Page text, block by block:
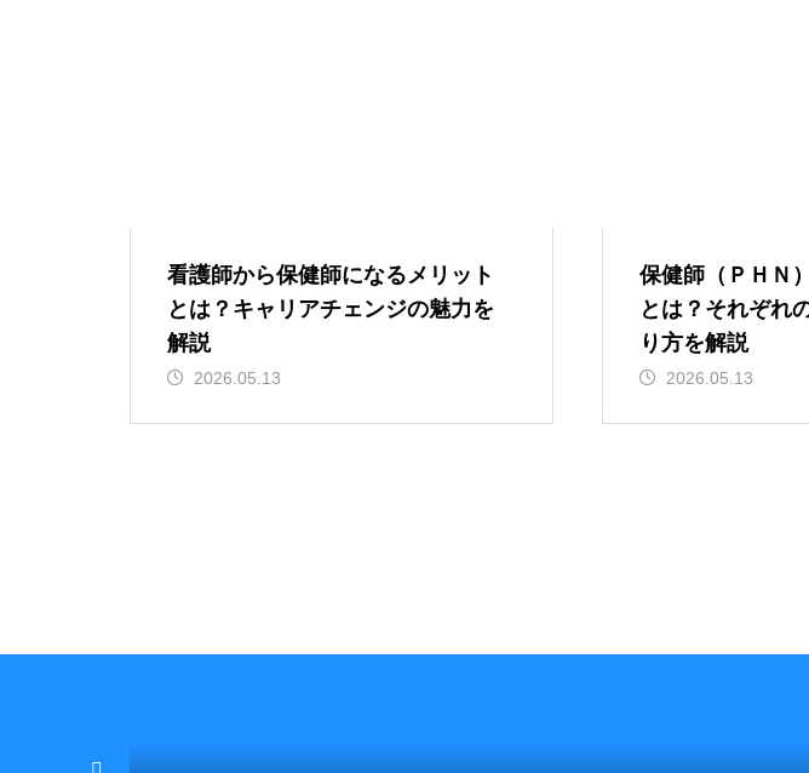
看護師から保健師になるメリット
とは？キャリアチェンジの魅力を
解説
2026.05.13
保健師（ＰＨＮ
とは？それぞれ
り方を解説
2026.05.13